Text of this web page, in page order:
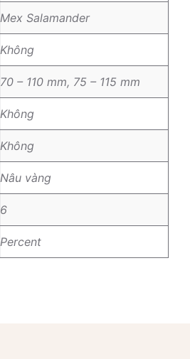
Mex Salamander
Không
70 – 110 mm, 75 – 115 mm
Không
Không
Nâu vàng
6
Percent